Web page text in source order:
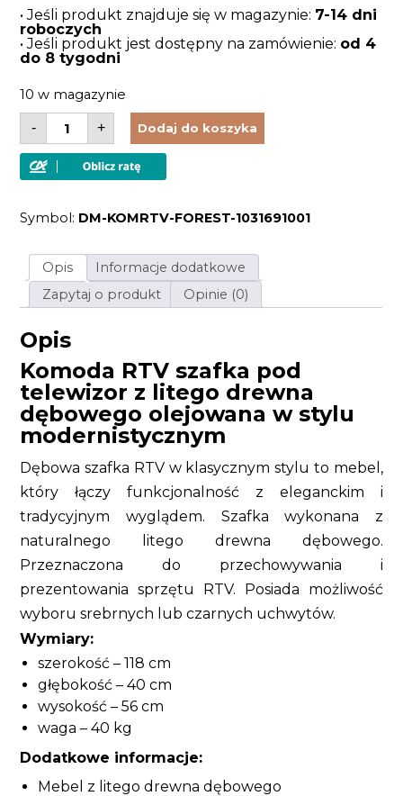
• Jeśli produkt znajduje się w magazynie: 7-14 dni
roboczych
• Jeśli produkt jest dostępny na zamówienie: od 4
do 8 tygodni
10 w magazynie
-
ilość
Komoda
RTV
szafka
pod
litego
olejowana
w
stylu
modernistycznym
+ Dodaj do koszyka
Symbol: DM-KOMRTV-FOREST-1031691001
Opis
Informacje dodatkowe
Zapytaj o produkt
Opinie (0)
Opis
Komoda RTV szafka pod
telewizor z litego drewna
dębowego olejowana w stylu
modernistycznym
Dębowa szafka RTV w klasycznym stylu to mebel,
który łączy funkcjonalność z eleganckim i
tradycyjnym wyglądem. Szafka wykonana z
naturalnego litego drewna dębowego.
Przeznaczona do przechowywania i
prezentowania sprzętu RTV. Posiada możliwość
wyboru srebrnych lub czarnych uchwytów.
Wymiary:
szerokość – 118 cm
głębokość – 40 cm
wysokość – 56 cm
waga – 40 kg
Dodatkowe informacje:
Mebel z litego drewna dębowego